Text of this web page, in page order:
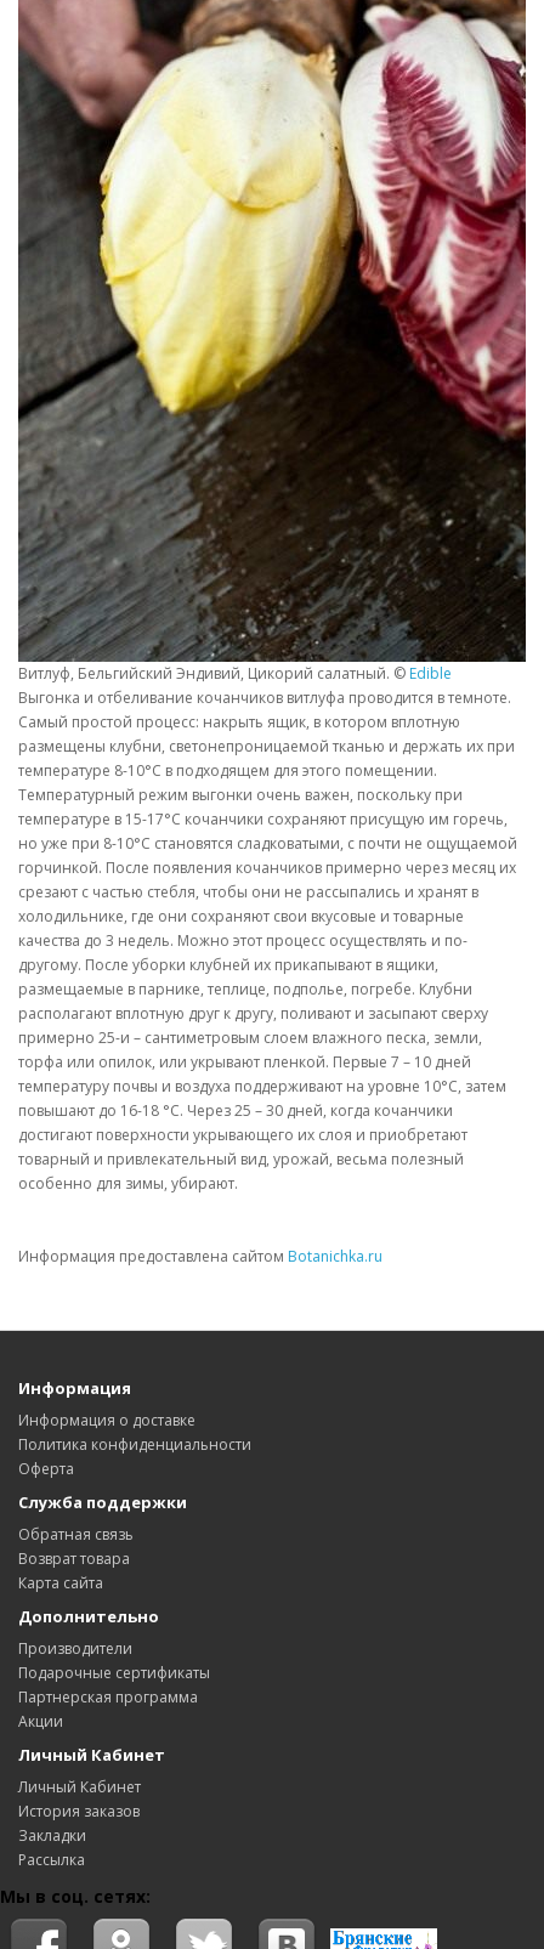
Витлуф, Бельгийский Эндивий, Цикорий салатный. © Edible
Выгонка и отбеливание кочанчиков витлуфа проводится в темноте.
Самый простой процесс: накрыть ящик, в котором вплотную
размещены клубни, светонепроницаемой тканью и держать их при
температуре 8-10°C в подходящем для этого помещении.
Температурный режим выгонки очень важен, поскольку при
температуре в 15-17°C кочанчики сохраняют присущую им горечь,
но уже при 8-10°C становятся сладковатыми, с почти не ощущаемой
горчинкой. После появления кочанчиков примерно через месяц их
срезают с частью стебля, чтобы они не рассыпались и хранят в
холодильнике, где они сохраняют свои вкусовые и товарные
качества до 3 недель. Можно этот процесс осуществлять и по-
другому. После уборки клубней их прикапывают в ящики,
размещаемые в парнике, теплице, подполье, погребе. Клубни
располагают вплотную друг к другу, поливают и засыпают сверху
примерно 25-и – сантиметровым слоем влажного песка, земли,
торфа или опилок, или укрывают пленкой. Первые 7 – 10 дней
температуру почвы и воздуха поддерживают на уровне 10°С, затем
повышают до 16-18 °С. Через 25 – 30 дней, когда кочанчики
достигают поверхности укрывающего их слоя и приобретают
товарный и привлекательный вид, урожай, весьма полезный
особенно для зимы, убирают.
Информация предоставлена сайтом Botanichka.ru
Информация
Информация о доставке
Политика конфиденциальности
Оферта
Служба поддержки
Обратная связь
Возврат товара
Карта сайта
Дополнительно
Производители
Подарочные сертификаты
Партнерская программа
Акции
Личный Кабинет
Личный Кабинет
История заказов
Закладки
Рассылка
Мы в соц. сетях: